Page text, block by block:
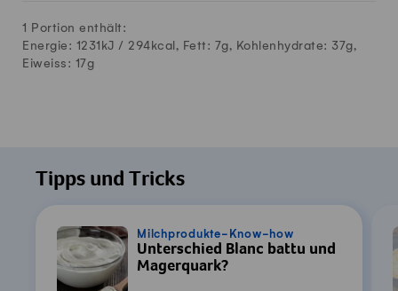
1 Portion enthält:
Energie: 1231kJ / 294 kcal, Fett: 7g, Kohlenhydrate: 37g,
Eiweiss: 17g
Tipps und Tricks
Milchprodukte-Know-how
Unterschied Blanc battu und
Magerquark?